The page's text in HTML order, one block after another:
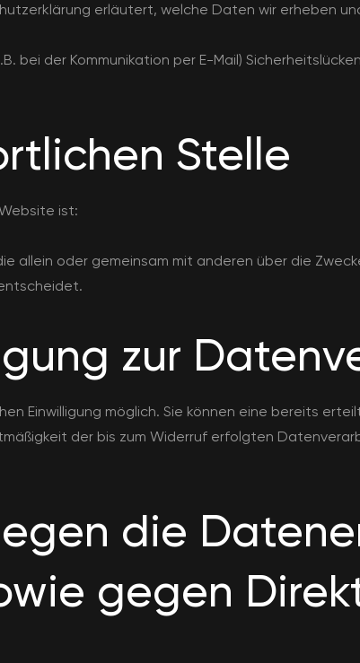
erläutert, welche Daten wir erheben
der Kommunikation per E-Mail)
Stelle
ist:
allein oder gemeinsam mit anderen über die
zur
Einwilligung möglich. Sie können eine bereits
der bis zum Widerruf erfolgten
die
gegen